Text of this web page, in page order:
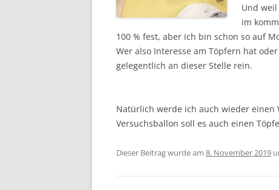
Und
im
100 % fest, aber ich bin schon so auf
Wer also Interesse am Töpfern hat
gelegentlich an dieser Stelle rein.
Natürlich werde ich auch wieder einen
Versuchsballon soll es auch einen
Dieser Beitrag wurde am 8. November 2019